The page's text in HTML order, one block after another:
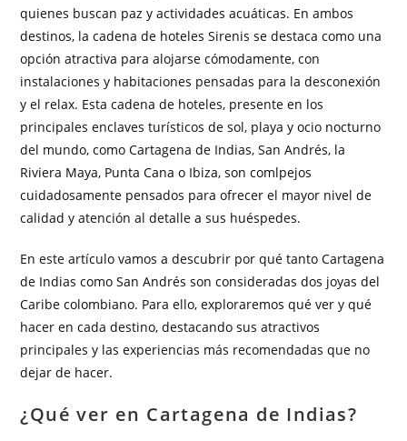
quienes buscan paz y actividades acuáticas. En ambos
destinos, la cadena de hoteles Sirenis se destaca como una
opción atractiva para alojarse cómodamente, con
instalaciones y habitaciones pensadas para la desconexión
y el relax. Esta cadena de hoteles, presente en los
principales enclaves turísticos de sol, playa y ocio nocturno
del mundo, como Cartagena de Indias, San Andrés, la
Riviera Maya, Punta Cana o Ibiza, son comlpejos
cuidadosamente pensados para ofrecer el mayor nivel de
calidad y atención al detalle a sus huéspedes.
En este artículo vamos a descubrir por qué tanto Cartagena
de Indias como San Andrés son consideradas dos joyas del
Caribe colombiano. Para ello, exploraremos qué ver y qué
hacer en cada destino, destacando sus atractivos
principales y las experiencias más recomendadas que no
dejar de hacer.
¿Qué ver en Cartagena de Indias?